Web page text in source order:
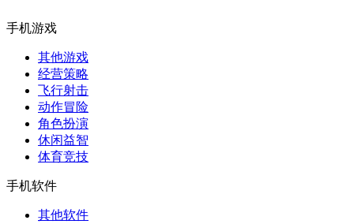
手机游戏
其他游戏
经营策略
飞行射击
动作冒险
角色扮演
休闲益智
体育竞技
手机软件
其他软件